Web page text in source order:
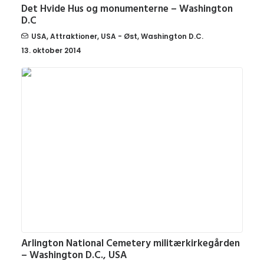
Det Hvide Hus og monumenterne – Washington
D.C
USA,Attraktioner, USA - Øst,Washington D.C.
13. oktober 2014
Arlington National Cemetery militærkirkegården
– Washington D.C., USA